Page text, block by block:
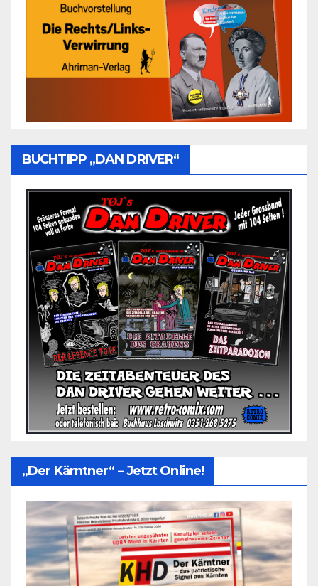
BUCHTIPP „DAN DRIVER“
„Der Kärntner“ – Jetzt Online!